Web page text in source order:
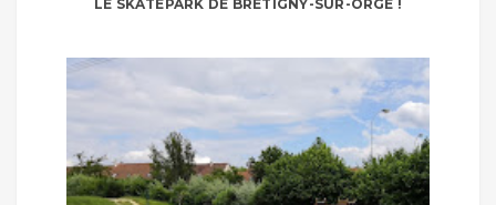
LE SKATEPARK DE BRÉTIGNY-SUR-ORGE !